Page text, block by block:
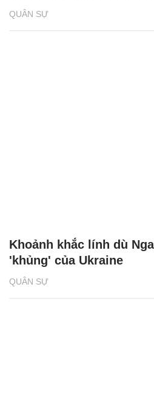
QUÂN SỰ
QUÂN SỰ
Khoảnh khắc lính dù
'khủng' của Ukraine